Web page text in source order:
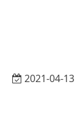
2021-04-13